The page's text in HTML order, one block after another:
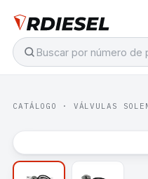
CATÁLOGO · VÁLVULAS